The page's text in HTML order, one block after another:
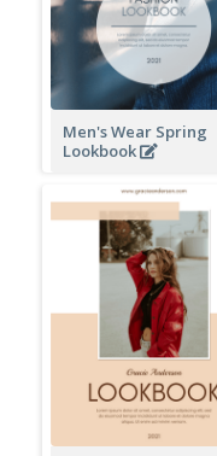
Men's Wear Spring
Lookbook